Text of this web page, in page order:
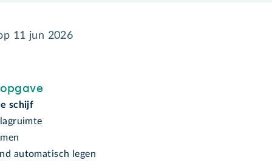
11 jun 2026
schijf
automatisch legen